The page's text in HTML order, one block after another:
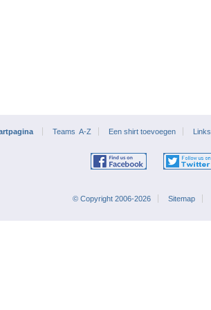
Teams A-Z Een shirt toevoegen Links
© Copyright 2006-2026 Sitemap